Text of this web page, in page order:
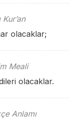
olacaklar;
Meali
olacaklar.
Anlamı